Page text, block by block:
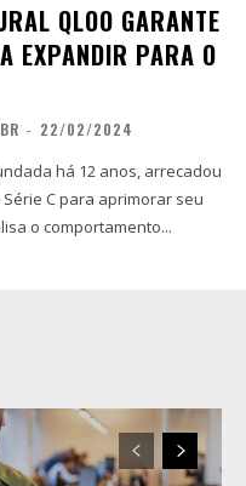
QLOO GARANTE
EXPANDIR PARA O
- 22/02/2024
há 12 anos, arrecadou
C para aprimorar seu
o comportamento...